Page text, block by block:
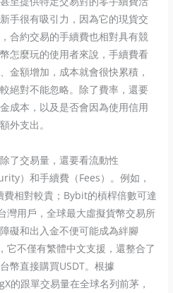
手很有吸引力，因為它的現貨交
合約交易的手續費也相對具有競
怎麼玩的使用者來說，手續費看
金額增加，成本就會很快累積，
絕對不能忽略。除了費率，還要
成本，以及是否會因為使用信用
外支出。
了交易量，還要看流動性
）和手續費（Fees）。例如，
相對較貴；Bybit的槓桿倍數可達
灣用戶，全球最大虛擬貨幣交易所
礙和出入金不便可能成為絆腳
它不僅有繁體中文支援，還整合了
幣直接購買USDT。根據
的跟單交易量在全球名列前茅，